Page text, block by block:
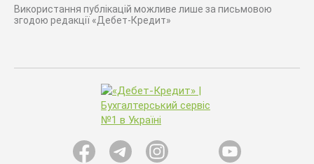
Використання публікацій можливе лише за письмовою
згодою редакції «Дебет-Кредит»